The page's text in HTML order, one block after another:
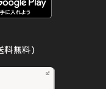
料無料)